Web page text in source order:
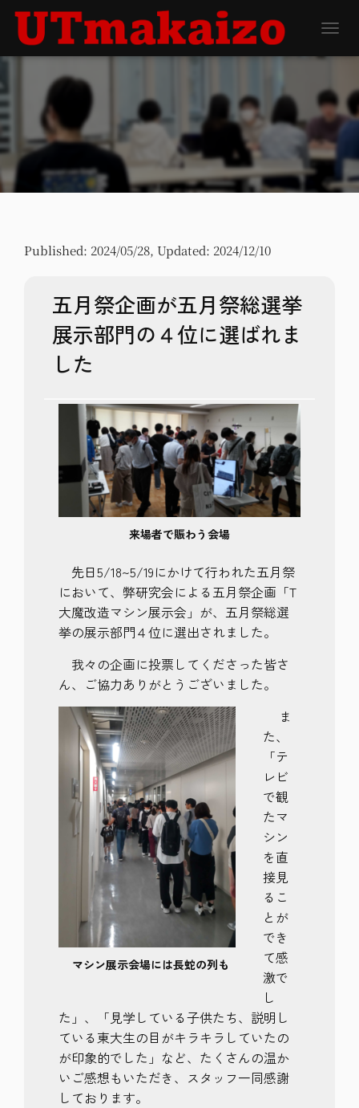
Published: 2024/05/28, Updated: 2024/12/10
五月祭企画が五月祭総選挙
展示部門の４位に選ばれま
した
来場者で賑わう会場
先日5/18~5/19にかけて行われた五月祭
において、弊研究会による五月祭企画 「T
大魔改造マシン展示会」が、五月祭総選
挙の展示部門４位に選出されました。
我々の企画に投票してくださった皆さ
ん、
ご協力ありがとうございました。
マシン展示会場には長蛇の列も
ま
た、
「テ
レビ
で観
たマ
シン
を直
接見
るこ
とが
でき
て感
激で
し
た」、「見学している子供たち、説明し
ている東大生の目がキラキラしていたの
が印象的でした」など、たくさんの温か
いご感想もいただき、スタッフ一同感謝
しております。